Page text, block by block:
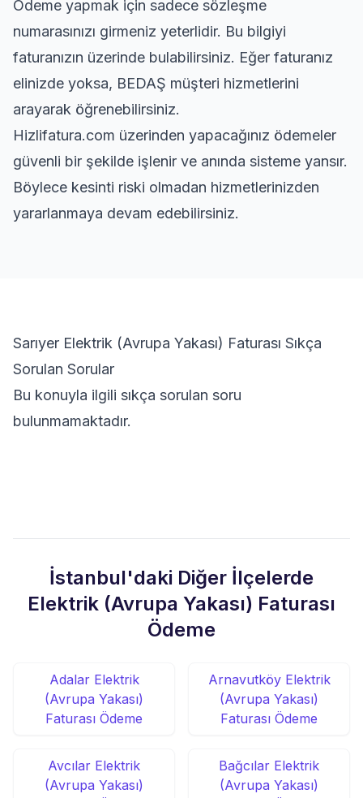
Ödeme yapmak için sadece sözleşme
numarasınızı girmeniz yeterlidir. Bu bilgiyi
faturanızın üzerinde bulabilirsiniz. Eğer faturanız
elinizde yoksa, BEDAŞ müşteri hizmetlerini
arayarak öğrenebilirsiniz.
Hizlifatura.com üzerinden yapacağınız ödemeler
güvenli bir şekilde işlenir ve anında sisteme yansır.
Böylece kesinti riski olmadan hizmetlerinizden
yararlanmaya devam edebilirsiniz.
Sarıyer Elektrik (Avrupa Yakası) Faturası Sıkça
Sorulan Sorular
Bu konuyla ilgili sıkça sorulan soru
bulunmamaktadır.
İstanbul'daki Diğer İlçelerde
Elektrik (Avrupa Yakası) Faturası
Ödeme
Adalar Elektrik
(Avrupa Yakası)
Faturası Ödeme
Arnavutköy Elektrik
(Avrupa Yakası)
Faturası Ödeme
Avcılar Elektrik
(Avrupa Yakası)
Bağcılar Elektrik
(Avrupa Yakası)